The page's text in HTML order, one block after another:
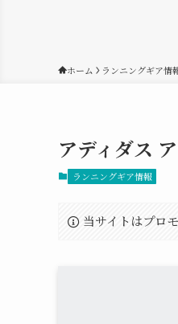
ホーム ランニングギア情
アディダス
ランニングギア情報
当サイトはプロ